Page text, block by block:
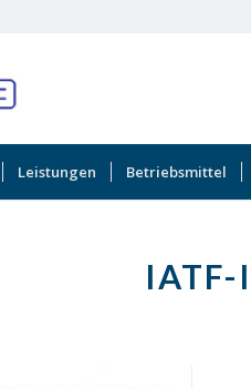
Leistungen Betriebsmittel
IATF-